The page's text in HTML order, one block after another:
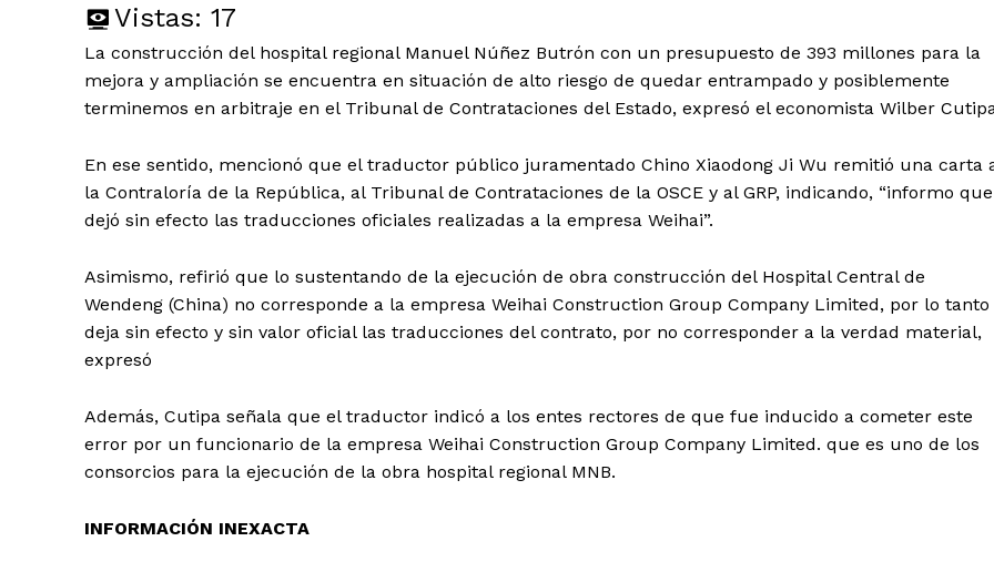
Vistas: 17
La construcción del hospital regional Manuel Núñez Butrón con un presupuesto de 393 millones para la
mejora y ampliación se encuentra en situación de alto riesgo de quedar entrampado y posiblemente
terminemos en arbitraje en el Tribunal de Contrataciones del Estado, expresó el economista Wilber
En ese sentido, mencionó que el traductor público juramentado Chino Xiaodong Ji Wu remitió una carta
la Contraloría de la República, al Tribunal de Contrataciones de la OSCE y al GRP, indicando, “informo que
dejó sin efecto las traducciones oficiales realizadas a la empresa Weihai”.
Asimismo, refirió que lo sustentando de la ejecución de obra construcción del Hospital Central de
Wendeng (China) no corresponde a la empresa Weihai Construction Group Company Limited, por lo tanto
deja sin efecto y sin valor oficial las traducciones del contrato, por no corresponder a la verdad material,
expresó
Además, Cutipa señala que el traductor indicó a los entes rectores de que fue inducido a cometer este
error por un funcionario de la empresa Weihai Construction Group Company Limited. que es uno de los
consorcios para la ejecución de la obra hospital regional MNB.
INFORMACIÓN INEXACTA